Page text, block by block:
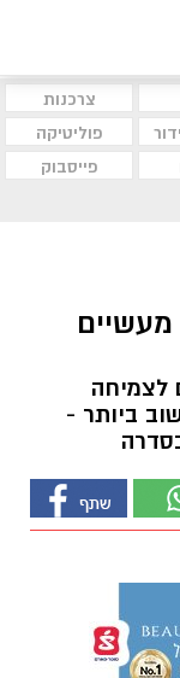
צרכנות
פוליטיקה
פייסבוק
לצמיחה
ביותר -